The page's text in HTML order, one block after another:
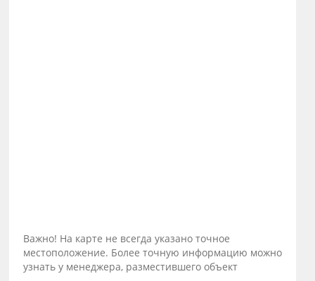
Важно! На карте не всегда указано точное
местоположение. Более точную информацию можно
узнать у менеджера, разместившего объект